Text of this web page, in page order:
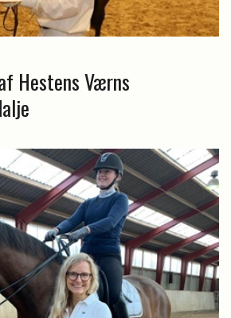
Hestens Værns